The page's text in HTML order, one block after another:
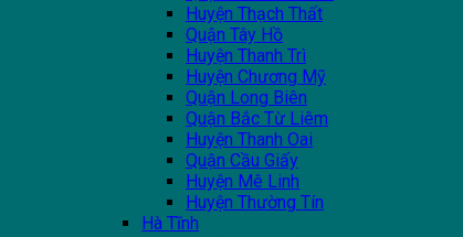
Huyện Thạch Thất
Quận Tây Hồ
Huyện Thanh Trì
Huyện Chương Mỹ
Quận Long Biên
Quận Bắc Từ Liêm
Huyện Thanh Oai
Quận Cầu Giấy
Huyện Mê Linh
Huyện Thường Tín
Hà Tĩnh